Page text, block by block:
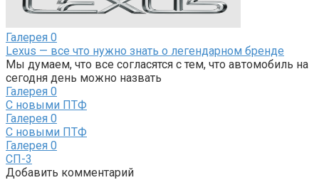
Галерея 0
Lexus — все что нужно знать о легендарном бренде
Мы думаем, что все согласятся с тем, что автомобиль на
сегодня день можно назвать
Галерея 0
С новыми ПТФ
Галерея 0
С новыми ПТФ
Галерея 0
СП-3
Добавить комментарий